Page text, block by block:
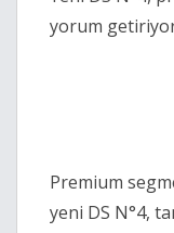
yorum
Premium
yeni DS N°4,